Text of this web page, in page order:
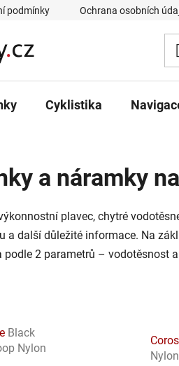
podmínky Ochrana osobních
Cyklistika
a náramky
plavec, chytré
a další důležité informace. Na
podle 2 parametrů – vodotěsnost
Black
Nylon